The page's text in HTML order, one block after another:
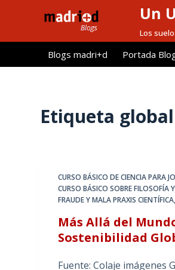
l
Un
Los
Blogs madri+d Portada
Etiqueta
CURSO BÁSICO DE CIENCIA PARA
CURSO BÁSICO SOBRE FILOSOFÍA
FRAUDE Y MALA PRAXIS CIENTÍFICA
Más Allá del
Sostenibilidad
Fuente: Colaje